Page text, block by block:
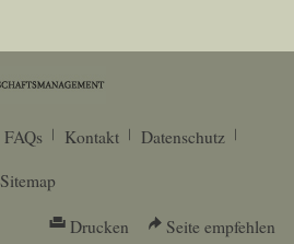
FAQs Kontakt
Datenschutz
Sitemap
Drucken Seite empfehlen